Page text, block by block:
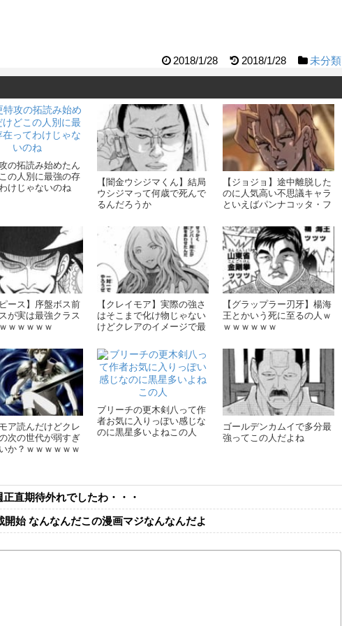
2018/1/28 2018/1/28 未分類
の拓読み始めたん
の人別に最強の存
けじゃないのね
【闇金ウシジマくん】結局
ウシジマって何歳で死んで
るんだろうか
【ジョジョ】途中離脱した
のに人気高い不思議キャラ
といえばパンナコッタ・フ
ピース】序盤ボス前
が実は最強クラス
ｗｗｗｗｗ
【クレイモア】実際の強さ
はそこまで化け物じゃない
けどクレアのイメージで最
ったんだっけ
【グラップラー刃牙】楊海
王とかいう死に至るの人ｗ
ｗｗｗｗｗｗ
ア読んだけどクレ
次の世代が弱すぎ
か？ｗｗｗｗｗｗ
ブリーチの更木剣八って作
者お気に入りっぽい感じな
のに黒星多いよねこの人
ゴールデンカムイで多分最
強ってこの人だよね
直期待外れでしたわ・・・
開始 なんなんだこの漫画マジなんなんだよ